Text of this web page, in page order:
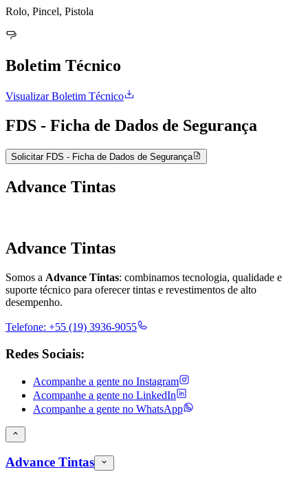
Rolo, Pincel, Pistola
Boletim Técnico
Visualizar Boletim Técnico
FDS - Ficha de Dados de Segurança
Solicitar FDS - Ficha de Dados de Segurança
Advance Tintas
Advance Tintas
Somos a Advance Tintas: combinamos tecnologia, qualidade e
suporte técnico para oferecer tintas e revestimentos de alto
desempenho.
Telefone: +55 (19) 3936-9055
Redes Sociais:
Acompanhe a gente no Instagram
Acompanhe a gente no LinkedIn
Acompanhe a gente no WhatsApp
Advance Tintas